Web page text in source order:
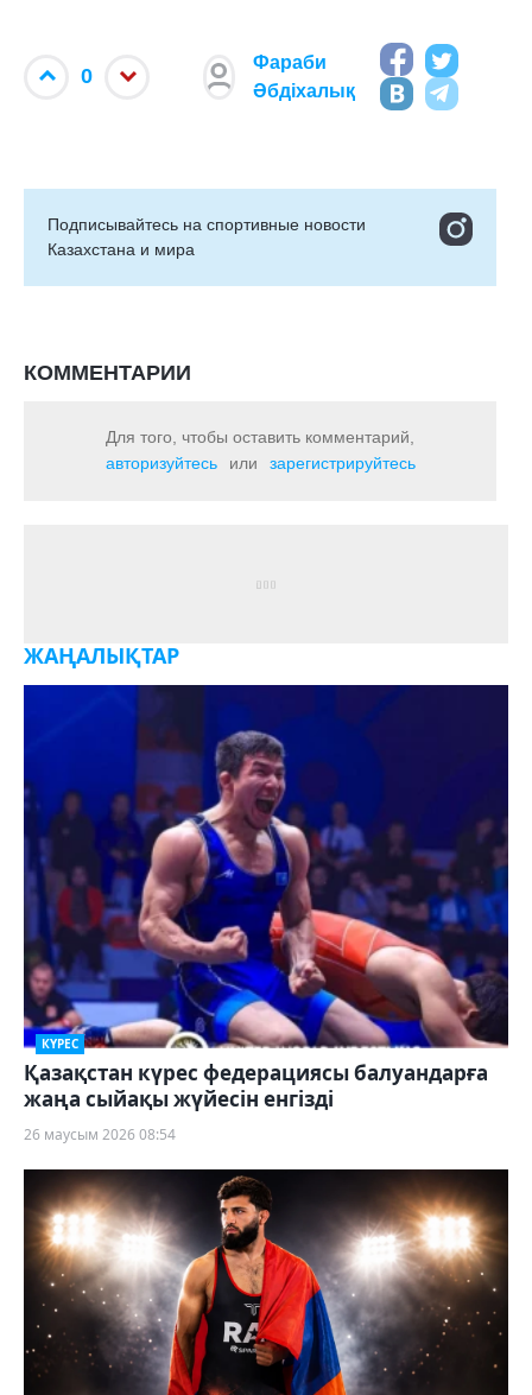
0
Фараби
Әбдіхалық
Подписывайтесь на cпортивные новости
Казахстана и мира
КОММЕНТАРИИ
Для того, чтобы оставить комментарий,
авторизуйтесь
или зарегистрируйтесь
ЖАҢАЛЫҚТАР
КҮРЕС
Қазақстан күрес федерациясы балуандарға
жаңа сыйақы жүйесін енгізді
26 маусым 2026 08:54